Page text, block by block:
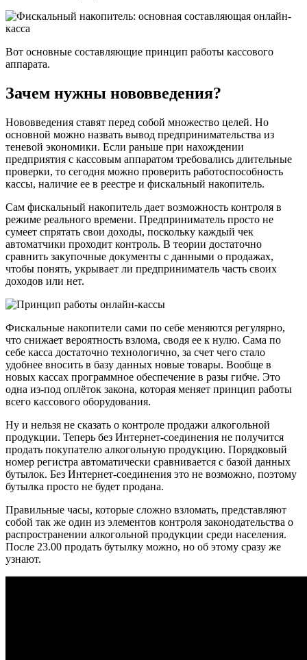
Вот основные составляющие принцип работы кассового
аппарата.
Зачем нужны нововведения?
Нововведения ставят перед собой множество целей. Но
основной можно назвать вывод предпринимательства из
теневой экономики. Если раньше при нахождении
предприятия с кассовым аппаратом требовались длительные
проверки, то сегодня можно проверить работоспособность
кассы, наличие ее в реестре и фискальный накопитель.
Сам фискальный накопитель дает возможность контроля в
режиме реального времени. Предприниматель просто не
сумеет спрятать свои доходы, поскольку каждый чек
автоматчики проходит контроль. В теории достаточно
сравнить закупочные документы с данными о продажах,
чтобы понять, укрывает ли предприниматель часть своих
доходов или нет.
Фискальные накопители сами по себе меняются регулярно,
что снижает вероятность взлома, сводя ее к нулю. Сама по
себе касса достаточно технологично, за счет чего стало
удобнее вносить в базу данных новые товары. Вообще в
новых кассах программное обеспечение в разы гибче. Это
одна из-под оплёток закона, которая меняет принцип работы
всего кассового оборудования.
Ну и нельзя не сказать о контроле продажи алкогольной
продукции. Теперь без Интернет-соединения не получится
продать покупателю алкогольную продукцию. Порядковый
номер регистра автоматически сравнивается с базой данных
бутылок. Без Интернет-соединения это не возможно, поэтому
бутылка просто не будет продана.
Правильные часы, которые сложно взломать, представляют
собой так же один из элементов контроля законодательства о
распространении алкогольной продукции среди населения.
После 23.00 продать бутылку можно, но об этому сразу же
узнают.